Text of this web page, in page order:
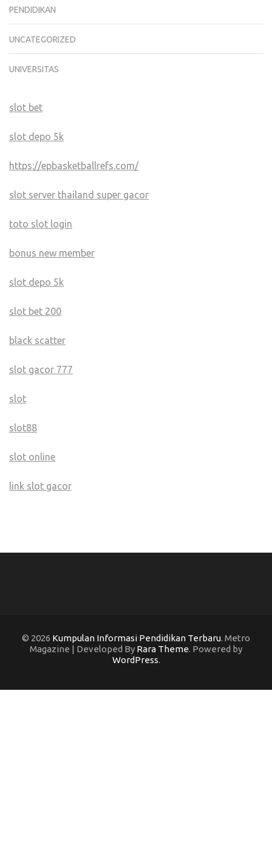
PENDIDIKAN
UNCATEGORIZED
UNIVERSITAS
slot bet
slot depo 5k
https://epbasketballrefs.com/
slot server thailand super gacor
toto slot login
bonus new member
slot depo 5k
slot bet 200
black scatter
slot gacor 777
slot
slot88
slot online
link slot gacor
© 2026 Kumpulan Informasi Pendidikan Terbaru. Metro
Magazine | Developed By Rara Theme. Powered by
WordPress.